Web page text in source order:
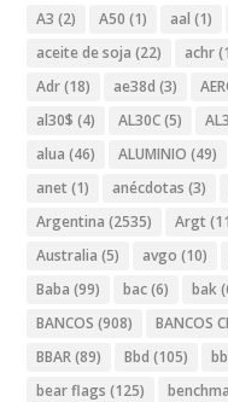
A3 (2) A50 (1) aal (1)
aceite de soja (22) achr
Adr(18) ae38d (3)
al30$ (4) AL30C(5)
alua (46) ALUMINIO (49)
anet (1) anécdotas (3)
Argentina (2535) Argt
Australia (5) avgo (10)
Baba (99) bac(6) bak
BANCOS (908) BANCOS
BBAR(89) Bbd (105)
bear flags (125)